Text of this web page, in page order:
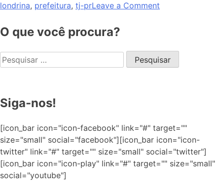
londrina, prefeitura, tj-prLeave a Comment
O que você procura?
Siga-nos!
[icon_bar icon="icon-facebook" link="#" target=""
size="small" social="facebook"][icon_bar icon="icon-
twitter" link="#" target="" size="small" social="twitter"]
[icon_bar icon="icon-play" link="#" target="" size="small"
social="youtube"]